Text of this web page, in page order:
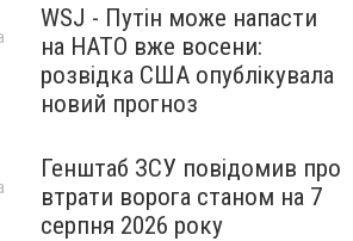
WSJ - Путін може напасти
на НАТО вже восени:
розвідка США опублікувала
новий прогноз
Генштаб ЗСУ повідомив про
втрати ворога станом на 7
серпня 2026 року